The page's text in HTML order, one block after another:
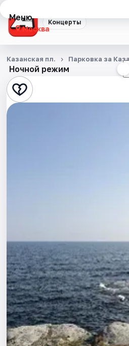
Концерты
Меню
Москва
Концерты
Города
Ночной режим
Казанская пл. Парковка за